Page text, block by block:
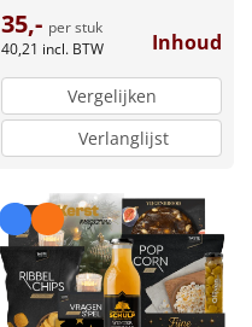
35,- per stuk
40,21 incl. BTW Inhoud
Vergelijken
Verlanglijst